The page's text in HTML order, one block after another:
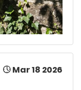
Mar 18 2026